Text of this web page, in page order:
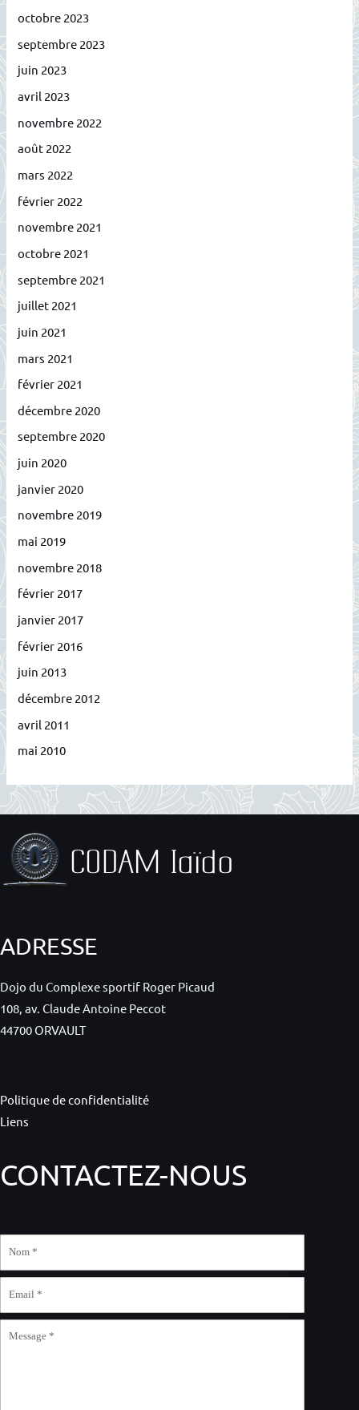
octobre 2023
septembre 2023
juin 2023
avril 2023
novembre 2022
août 2022
mars 2022
février 2022
novembre 2021
octobre 2021
septembre 2021
juillet 2021
juin 2021
mars 2021
février 2021
décembre 2020
septembre 2020
juin 2020
janvier 2020
novembre 2019
mai 2019
novembre 2018
février 2017
janvier 2017
février 2016
juin 2013
décembre 2012
avril 2011
mai 2010
ADRESSE
Dojo du Complexe sportif Roger Picaud
108, av. Claude Antoine Peccot
44700 ORVAULT
Politique de confidentialité
Liens
CONTACTEZ-NOUS